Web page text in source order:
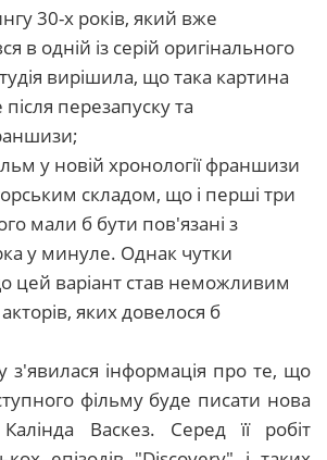
30-х років, який вже
в одній із серій оригінального
вирішила, що така картина
перезапуску та
у новій хронології франшизи
складом, що і перші три
мали б бути пов'язані з
у минуле. Однак чутки
цей варіант став неможливим
яких довелося б
з'явилася інформація про те, що
фільму буде писати нова
Васкез. Серед її робіт